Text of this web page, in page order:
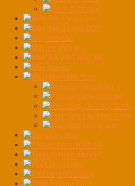
Kiềm tuốc dây
Kích Đội Thủy Lực
Máy bắn đá khô CO2
Máy chà sàn
Máy Ép thủy lực
MÁY RA VÀO LỐP XE
Máy rửa xe
Phụ kiện - phụ tùng
Phụ cầu nâng 1 trụ
Phụ tùng cầu cắt kéo
Phụ tùng cầu nâng 2 trụ
Phụ tùng cầu nâng 4 trụ
Phụ tùng phòng sơn
Tay Quay 360
Thang nhôm YUMITA
Thiết bị bơm dầu mỡ
thiết bị chà nhá
Thiết bị chiếu sáng
Thiết bị Gara cũ